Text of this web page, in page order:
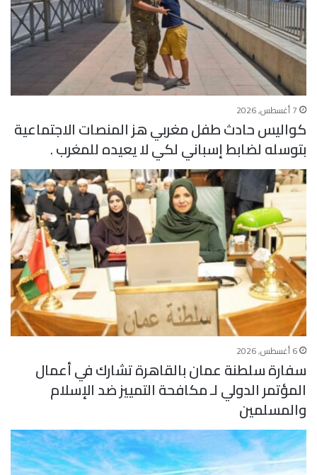
7 أغسطس, 2026
كواليس حادث طفل مغربي هز المنصات الاجتماعية
بتوسله لضابط إسباني لكي لا يعيده للمغرب .
6 أغسطس, 2026
سفارة سلطنة عمان بالقاهرة تشارك في أعمال
المؤتمر الدولي لـ مكافحة التمييز ضد الإسلام
والمسلمين